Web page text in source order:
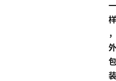
一
样
，
外
包
装